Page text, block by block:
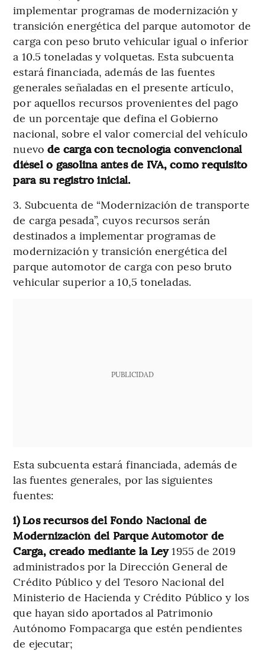
implementar programas de modernización y
transición energética del parque automotor de
carga con peso bruto vehicular igual o inferior
a 10.5 toneladas y volquetas. Esta subcuenta
estará financiada, además de las fuentes
generales señaladas en el presente artículo,
por aquellos recursos provenientes del pago
de un porcentaje que defina el Gobierno
nacional, sobre el valor comercial del vehículo
nuevo de carga con tecnología convencional
diésel o gasolina antes de IVA, como requisito
para su registro inicial.
3. Subcuenta de “Modernización de transporte
de carga pesada”, cuyos recursos serán
destinados a implementar programas de
modernización y transición energética del
parque automotor de carga con peso bruto
vehicular superior a 10,5 toneladas.
PUBLICIDAD
Esta subcuenta estará financiada, además de
las fuentes generales, por las siguientes
fuentes:
i) Los recursos del Fondo Nacional de
Modernización del Parque Automotor de
Carga, creado mediante la Ley1955 de 2019
administrados por la Dirección General de
Crédito Público y del Tesoro Nacional del
Ministerio de Hacienda y Crédito Público y los
que hayan sido aportados al Patrimonio
Autónomo Fompacarga que estén pendientes
de ejecutar;